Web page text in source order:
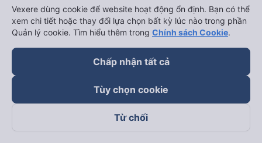
Đà Nẵng đi Hội An
Đà Nẵng đi Huế
Hải Phòng đi Hà Nội
Xem tất cả tuyến đường
Vexere dùng cookie để website hoạt động ổn định. Bạn có thể
xem chi tiết hoặc thay đổi lựa chọn bất kỳ lúc nào trong phần
Quản lý cookie. Tìm hiểu thêm trong Chính sách Cookie.
Chấp nhận tất cả
Tùy chọn cookie
Từ chối